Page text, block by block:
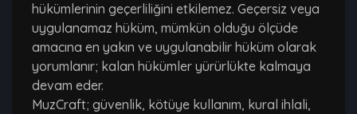
hükümlerinin geçerliliğini etkilemez. Geçersiz veya
uygulanamaz hüküm, mümkün olduğu ölçüde
amacına en yakın ve uygulanabilir hüküm olarak
yorumlanır; kalan hükümler yürürlükte kalmaya
devam eder.
MuzCraft; güvenlik, kötüye kullanım, kural ihlali,